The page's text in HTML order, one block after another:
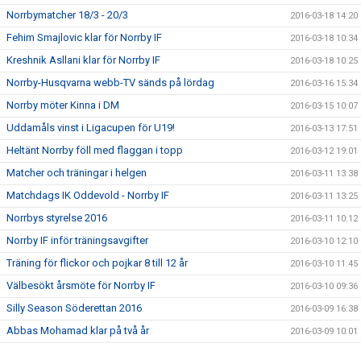
Norrbymatcher 18/3 - 20/3 2016-03-18 14:20
Fehim Smajlovic klar för Norrby IF 2016-03-18 10:34
Kreshnik Asllani klar för Norrby IF 2016-03-18 10:25
Norrby-Husqvarna webb-TV sänds på lördag 2016-03-16 15:34
Norrby möter Kinna i DM 2016-03-15 10:07
Uddamåls vinst i Ligacupen för U19! 2016-03-13 17:51
Heltänt Norrby föll med flaggan i topp 2016-03-12 19:01
Matcher och träningar i helgen 2016-03-11 13:38
Matchdags IK Oddevold - Norrby IF 2016-03-11 13:25
Norrbys styrelse 2016 2016-03-11 10:12
Norrby IF inför träningsavgifter 2016-03-10 12:10
Träning för flickor och pojkar 8 till 12 år 2016-03-10 11:45
Välbesökt årsmöte för Norrby IF 2016-03-10 09:36
Silly Season Söderettan 2016 2016-03-09 16:38
Abbas Mohamad klar på två år 2016-03-09 10:01